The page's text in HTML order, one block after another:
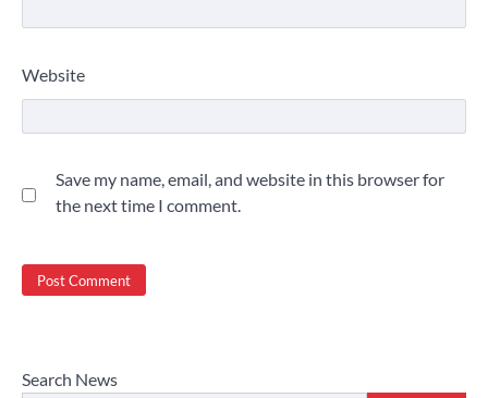
Website
Save my name, email, and website in this browser for
the next time I comment.
Search News